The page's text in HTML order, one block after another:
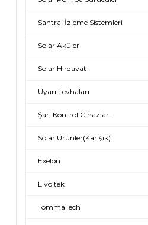
Santral İzleme Sistemleri
Solar Aküler
Solar Hırdavat
Uyarı Levhaları
Şarj Kontrol Cihazları
Solar Ürünler(Karışık)
Exelon
Livoltek
TommaTech